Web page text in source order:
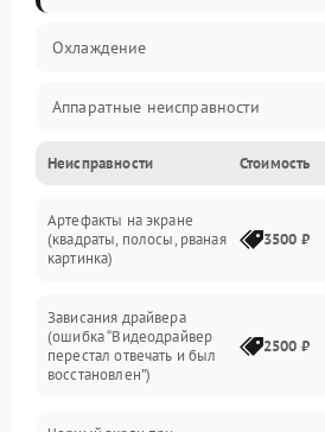
Охлаждение
Аппаратные неисправности
Перегрев и термопроблемы
Видео
Интерфейсные и
Неисправности Стоимость
Артефакты на экране
(квадраты, полосы, рваная
картинка)
3500 ₽
Зависания драйвера
(ошибка “Видеодрайвер
перестал отвечать и был
восстановлен”)
2500 ₽